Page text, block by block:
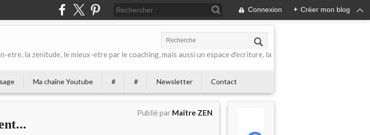
Connexion + Créer mon blog
la zenitude, le mieux-etre par le coaching, mais aussi un espace d'ecriture, la
Ma chaîne Youtube # # Newsletter Contact
Publié par Maître ZEN